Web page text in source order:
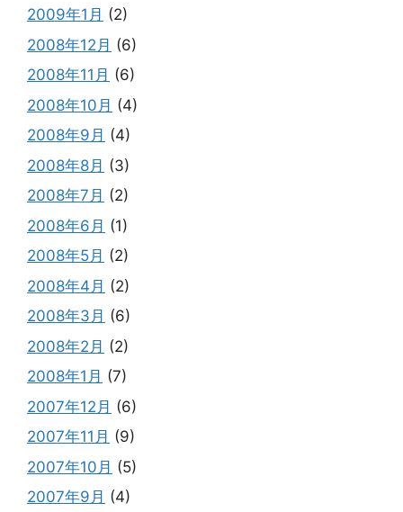
2009年1月 (2)
2008年12月 (6)
2008年11月 (6)
2008年10月 (4)
2008年9月 (4)
2008年8月 (3)
2008年7月 (2)
2008年6月 (1)
2008年5月 (2)
2008年4月 (2)
2008年3月 (6)
2008年2月 (2)
2008年1月 (7)
2007年12月 (6)
2007年11月 (9)
2007年10月 (5)
2007年9月 (4)